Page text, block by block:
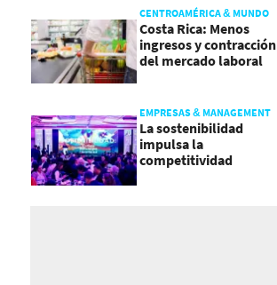
CENTROAMÉRICA & MUNDO
Costa Rica: Menos
ingresos y contracción
del mercado laboral
EMPRESAS & MANAGEMENT
La sostenibilidad
impulsa la
competitividad